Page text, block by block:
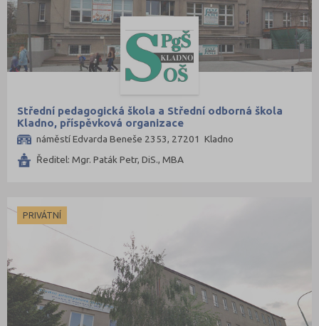
Střední pedagogická škola a Střední odborná škola
Kladno, příspěvková organizace
náměstí Edvarda Beneše 2353, 27201 Kladno
Ředitel: Mgr. Paták Petr, DiS., MBA
PRIVÁTNÍ